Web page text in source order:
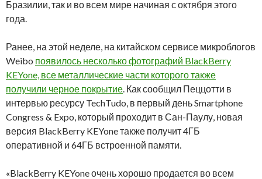
Бразилии, так и во всем мире начиная с октября этого
года.
Ранее, на этой неделе, на китайском сервисе микроблогов
Weibo появилось несколько фотографий BlackBerry
KEYone, все металлические части которого также
получили черное покрытие. Как сообщил Пеццотти в
интервью ресурсу TechTudo, в первый день Smartphone
Congress & Expo, который проходит в Сан-Паулу, новая
версия BlackBerry KEYone также получит 4ГБ
оперативной и 64ГБ встроенной памяти.
«BlackBerry KEYone очень хорошо продается во всем